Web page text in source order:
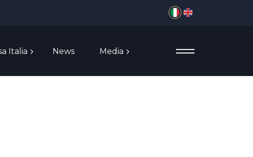
Seleziona la tua lingua
Italia News Media